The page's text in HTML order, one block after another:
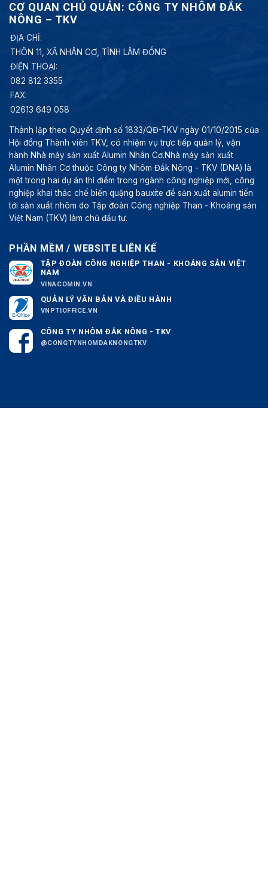
CƠ QUAN CHỦ QUẢN: CÔNG TY NHÔM ĐẮK
NÔNG – TKV
ĐỊA CHỈ:
THÔN 11, XÃ NHÂN CƠ, TỈNH LÂM ĐỒNG
ĐIỆN THOẠI:
082 812 3355
FAX:
02613 649 058
Thành lập theo Quyết định số 1833/QĐ-TKV ngày 01/10/2015 của
Hội đồng Thành viên TKV, có nhiệm vụ trực tiếp quản lý, vận
hành Nhà máy sản xuất Alumin Nhân Cơ.Nhà máy sản xuất
Alumin Nhân Cơ thuộc Công ty Nhôm Đắk Nông - TKV (DNA) là
một trong hai dự án thí điểm trong ngành công nghiệp mới, công
nghiệp khai thác chế biến quặng bauxite để sản xuất alumin tiến
tới sản xuất nhôm do Tập đoàn Công nghiệp Than - Khoáng sản
Việt Nam (TKV) làm chủ đầu tư.
PHẦN MỀM / WEBSITE LIÊN KẾ
TẬP ĐOÀN CÔNG NGHIỆP THAN - KHOÁNG SẢN VIỆT
NAM
VINACOMIN.VN
QUẢN LÝ VĂN BẢN VÀ ĐIỀU HÀNH
VNPTIOFFICE.VN
CÔNG TY NHÔM ĐẮK NÔNG - TKV
@CONGTYNHOMDAKNONGTKV